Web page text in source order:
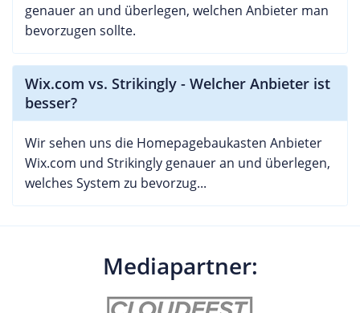
genauer an und überlegen, welchen Anbieter man
bevorzugen sollte.
Wix.com vs. Strikingly - Welcher Anbieter ist
besser?
Wir sehen uns die Homepagebaukasten Anbieter
Wix.com und Strikingly genauer an und überlegen,
welches System zu bevorzug...
Mediapartner: